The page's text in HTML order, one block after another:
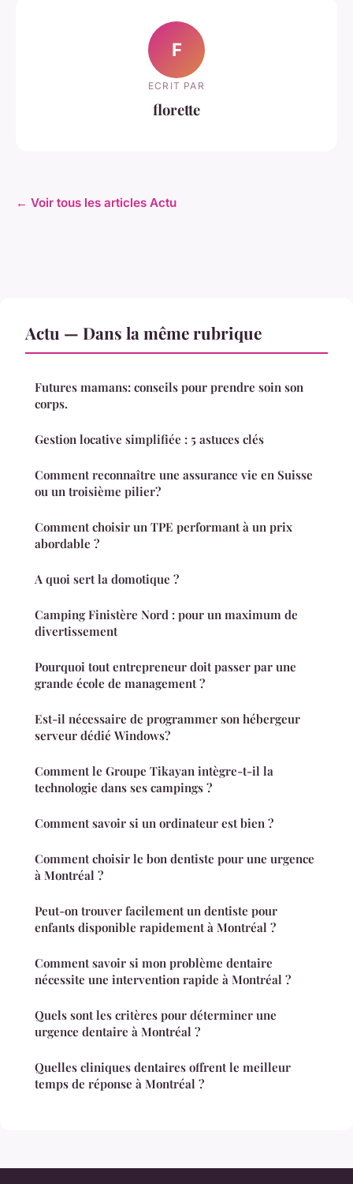
F
ECRIT PAR
florette
← Voir tous les articles Actu
Actu — Dans la même rubrique
Futures mamans: conseils pour prendre soin son
corps.
Gestion locative simplifiée : 5 astuces clés
Comment reconnaître une assurance vie en Suisse
ou un troisième pilier?
Comment choisir un TPE performant à un prix
abordable ?
A quoi sert la domotique ?
Camping Finistère Nord : pour un maximum de
divertissement
Pourquoi tout entrepreneur doit passer par une
grande école de management ?
Est-il nécessaire de programmer son hébergeur
serveur dédié Windows?
Comment le Groupe Tikayan intègre-t-il la
technologie dans ses campings ?
Comment savoir si un ordinateur est bien ?
Comment choisir le bon dentiste pour une urgence
à Montréal ?
Peut-on trouver facilement un dentiste pour
enfants disponible rapidement à Montréal ?
Comment savoir si mon problème dentaire
nécessite une intervention rapide à Montréal ?
Quels sont les critères pour déterminer une
urgence dentaire à Montréal ?
Quelles cliniques dentaires offrent le meilleur
temps de réponse à Montréal ?